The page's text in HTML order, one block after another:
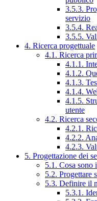
3.5.3.
servizio
3.5.4.
3.5.5.
4. Ricerca progettuale
4.1. Ricerca
4.1.1.
4.1.2.
4.1.3.
4.1.4.
4.1.5.
utente
4.2. Ricerca
4.2.1.
4.2.2.
4.2.3.
5. Progettazione dei
5.1. Cosa sono
5.2. Progettare
5.3. Definire il
5.3.1.